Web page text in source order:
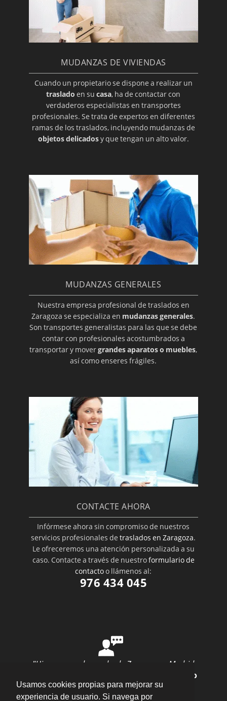
Usamos cookies propias para mejorar su
experiencia de usuario. Si navega por
MUDANZAS DE VIVIENDAS
Cuando un propietario se dispone a realizar un
traslado en sucasa, ha de contactar con
verdaderos especialistas en transportes
profesionales. Se trata de expertos en diferentes
ramas de los traslados, incluyendo mudanzas de
objetos delicadosy que tengan un alto valor.
MUDANZAS GENERALES
Nuestra empresa profesional de traslados en
Zaragoza se especializa en mudanzas generales.
Son transportes generalistas para las que se debe
contar con profesionales acostumbrados a
transportar y movergrandes aparatos o muebles,
así como enseres frágiles.
CONTACTE AHORA
Infórmese ahora sin compromiso de nuestros
servicios profesionales detraslados en Zaragoza.
Le ofreceremos una atención personalizada a su
caso. Contacte a través de nuestroformulario de
contactoo llámenos al:
976 434 045
"Hice una mudanza desde Zaragoza a Madrid
Ana Rubio
valoración 10/10
Enviar opinión